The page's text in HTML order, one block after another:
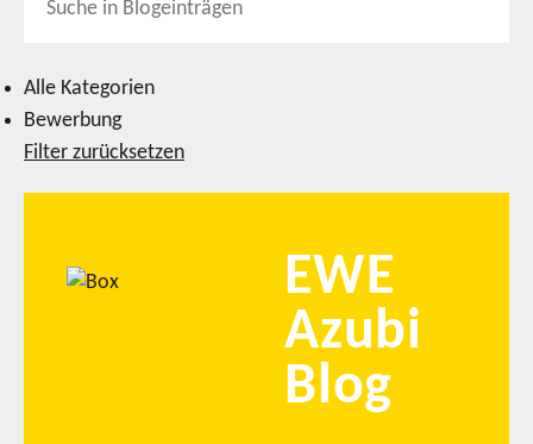
Alle Kategorien
Bewerbung
Filter zurücksetzen
EWE
Azubi
Blog